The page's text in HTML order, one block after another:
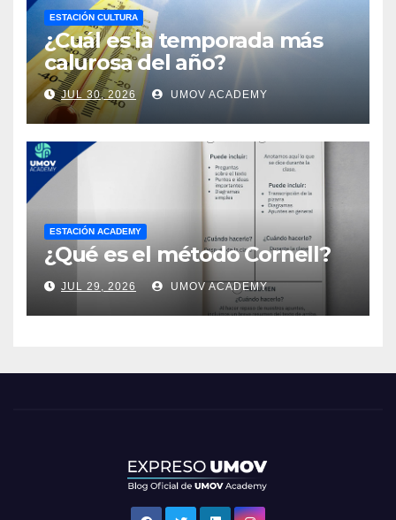
ESTACIÓN CULTURA
¿Cuál es la temporada más
calurosa del año?
JUL 30, 2026 UMOV ACADEMY
ESTACIÓN ACADEMY
¿Qué es el método Cornell?
JUL 29, 2026 UMOV ACADEMY